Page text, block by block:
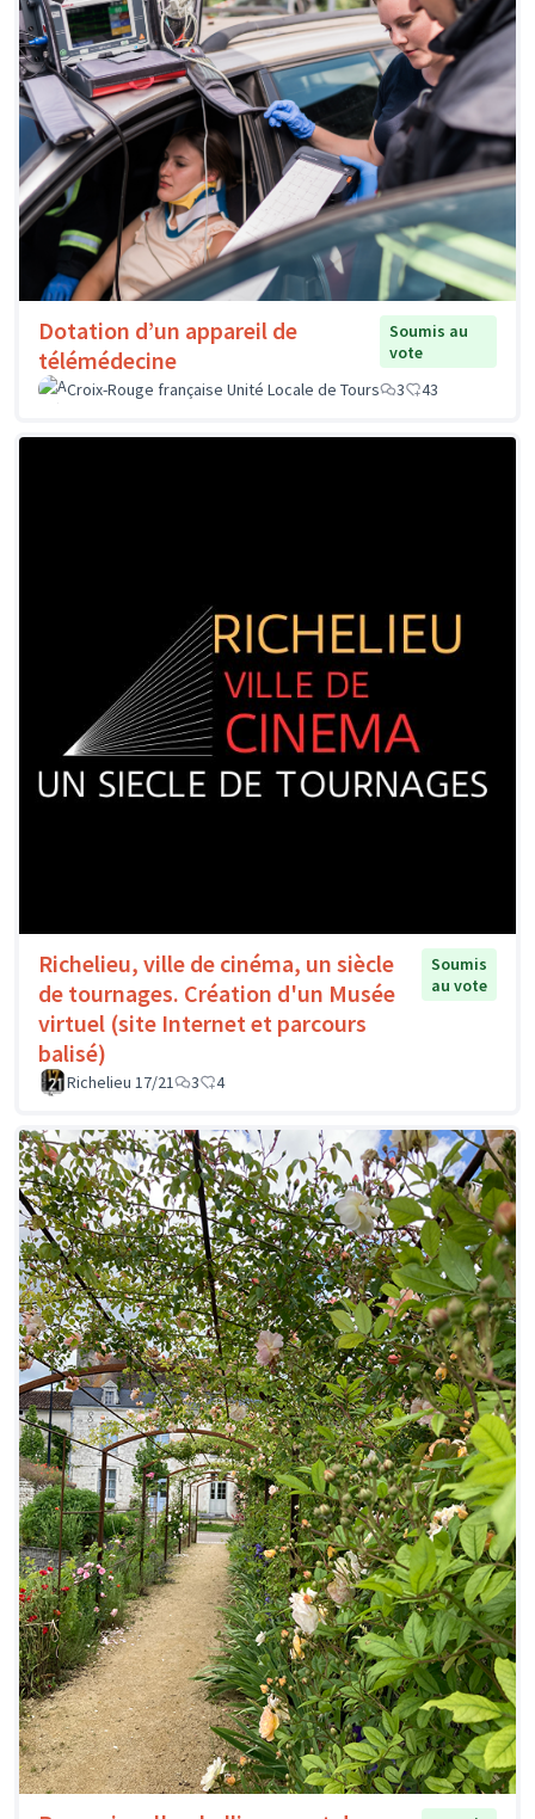
Dotation d’un appareil de
télémédecine
Soumis au
vote
Croix-Rouge française Unité Locale de Tours
3 43
Richelieu, ville de cinéma, un siècle
de tournages. Création d'un Musée
virtuel (site Internet et parcours
balisé)
Soumis
au vote
Richelieu 17/21 3 4